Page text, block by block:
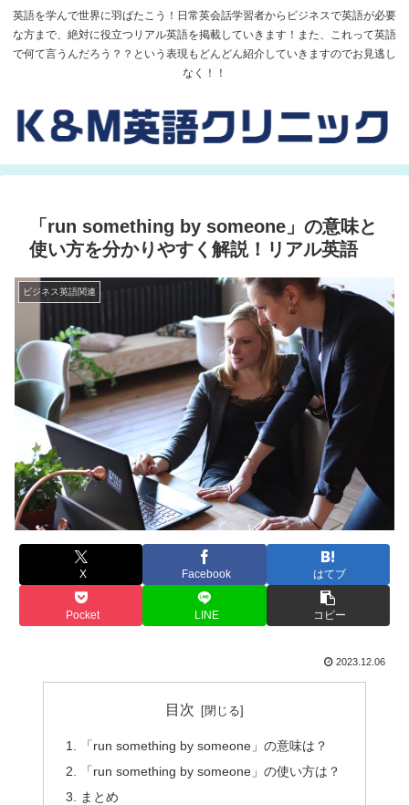
英語を学んで世界に羽ばたこう！日常英会話学習者からビジネスで英語が必要
な方まで、絶対に役立つリアル英語を掲載していきます！また、これって英語
で何て言うんだろう？？という表現もどんどん紹介していきますのでお見逃し
なく！！
「run something by someone」の意味と
使い方を分かりやすく解説！リアル英語
ビジネス英語関連
X Facebook はてブ
Pocket LINE コピー
2023.12.06
目次
「run something by someone」の意味は？
「run something by someone」の使い方は？
まとめ